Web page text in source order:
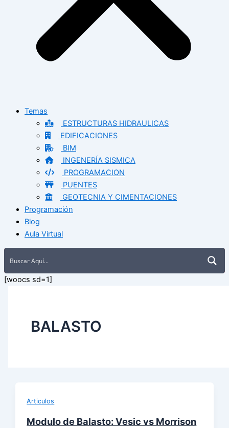
Temas
ESTRUCTURAS HIDRAULICAS
EDIFICACIONES
BIM
INGENERÍA SISMICA
PROGRAMACION
PUENTES
GEOTECNIA Y CIMENTACIONES
Programación
Blog
Aula Virtual
[woocs sd=1]
BALASTO
Articulos
Modulo de Balasto: Vesic vs Morrison